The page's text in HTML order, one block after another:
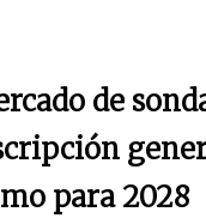
de
para 2028